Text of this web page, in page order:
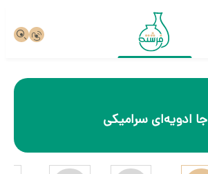
جا ادویه‌ای سرامیکی